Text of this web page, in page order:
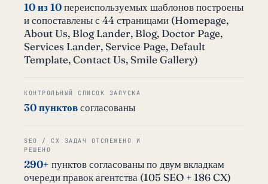
10 из 10переиспользуемых шаблонов построены
и сопоставлены с 44 страницами (Homepage,
About Us, Blog Lander, Blog, Doctor Page,
Services Lander, Service Page, Default
Template, Contact Us, Smile Gallery)
КОНТРОЛЬНЫЙ СПИСОК ЗАПУСКА
30 пунктовсогласованы
SEO / CX ЗАДАЧ ОТСЛЕЖЕНО И
РЕШЕНО
290+ пунктов согласованы по двум вкладкам
очереди правок агентства (105 SEO + 186 CX)